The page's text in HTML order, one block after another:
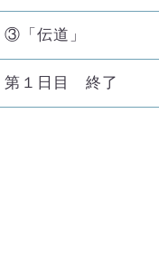
③「伝道」
第１日目 終了